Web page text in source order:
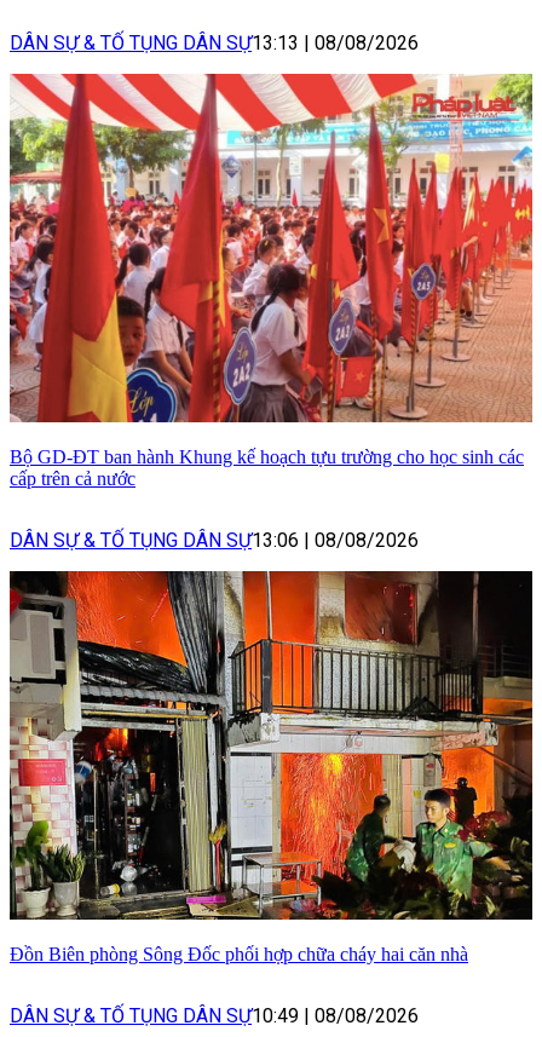
DÂN SỰ & TỐ TỤNG DÂN SỰ13:13 08/08/2026
Bộ GD-ĐT ban hành Khung kế hoạch tựu trường cho học sinh các
cấp trên cả nước
DÂN SỰ & TỐ TỤNG DÂN SỰ13:06 08/08/2026
Đồn Biên phòng Sông Đốc phối hợp chữa cháy hai căn nhà
DÂN SỰ & TỐ TỤNG DÂN SỰ10:49 08/08/2026